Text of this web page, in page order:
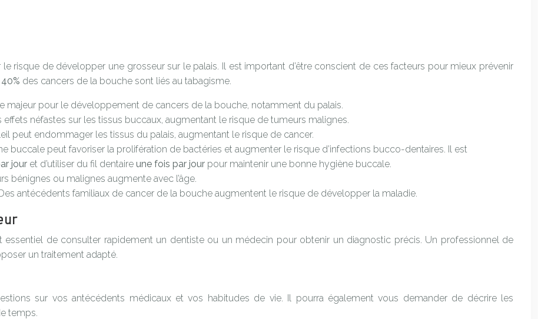
risque de développer une grosseur sur le palais. Il est important d’être conscient de ces facteurs pour mieux prévenir
40% des cancers de la bouche sont liés au tabagisme.
majeur pour le développement de cancers de la bouche, notamment du palais.
effets néfastes sur les tissus buccaux, augmentant le risque de tumeurs malignes.
peut endommager les tissus du palais, augmentant le risque de cancer.
buccale peut favoriser la prolifération de bactéries et augmenter le risque d’infections bucco-dentaires. Il est
jour et d’utiliser du fil dentaire une fois par jour pour maintenir une bonne hygiène buccale.
bénignes ou malignes augmente avec l’âge.
antécédents familiaux de cancer de la bouche augmentent le risque de développer la maladie.
essentiel de consulter rapidement un dentiste ou un médecin pour obtenir un diagnostic précis. Un professionnel de
un traitement adapté.
sur vos antécédents médicaux et vos habitudes de vie. Il pourra également vous demander de décrire les
temps.